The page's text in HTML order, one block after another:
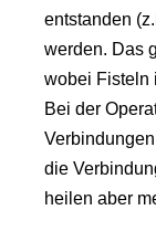
entstanden
werden. Das
wobei Fisteln
Bei der
die
heilen aber